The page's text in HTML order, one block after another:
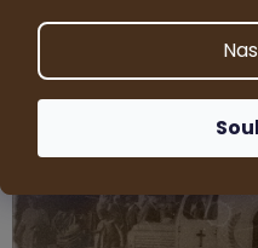
hvězdiček.